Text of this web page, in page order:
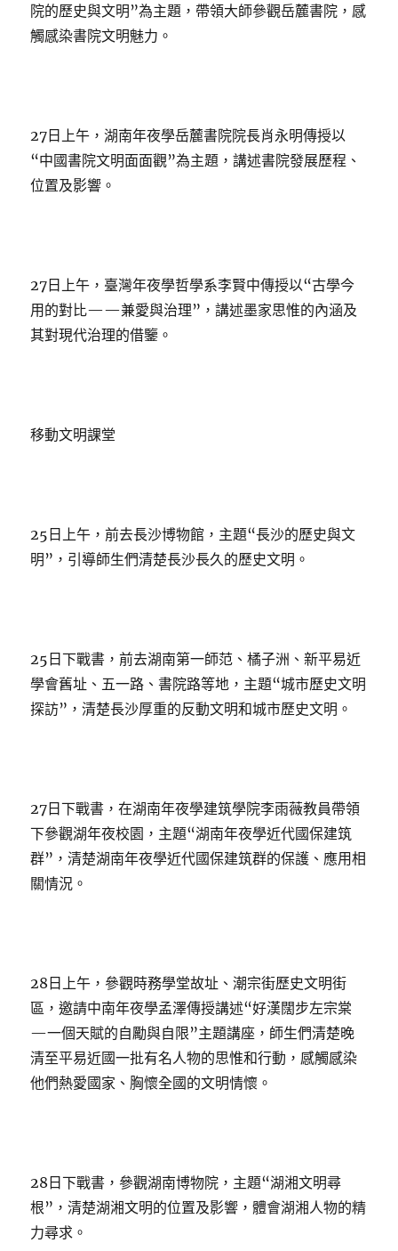
院的歷史與文明”為主題，帶領大師參觀岳麓書院，感
觸感染書院文明魅力。
27日上午，湖南年夜學岳麓書院院長肖永明傳授以
“中國書院文明面面觀”為主題，講述書院發展歷程、
位置及影響。
27日上午，臺灣年夜學哲學系李賢中傳授以“古學今
用的對比——兼愛與治理”，講述墨家思惟的內涵及
其對現代治理的借鑒。
移動文明課堂
25日上午，前去長沙博物館，主題“長沙的歷史與文
明”，引導師生們清楚長沙長久的歷史文明。
25日下戰書，前去湖南第一師范、橘子洲、新平易近
學會舊址、五一路、書院路等地，主題“城市歷史文明
探訪”，清楚長沙厚重的反動文明和城市歷史文明。
27日下戰書，在湖南年夜學建筑學院李雨薇教員帶領
下參觀湖年夜校園，主題“湖南年夜學近代國保建筑
群”，清楚湖南年夜學近代國保建筑群的保護、應用相
關情況。
28日上午，參觀時務學堂故址、潮宗街歷史文明街
區，邀請中南年夜學孟澤傳授講述“好漢闊步左宗棠
—一個天賦的自勵與自限”主題講座，師生們清楚晚
清至平易近國一批有名人物的思惟和行動，感觸感染
他們熱愛國家、胸懷全國的文明情懷。
28日下戰書，參觀湖南博物院，主題“湖湘文明尋
根”，清楚湖湘文明的位置及影響，體會湖湘人物的精
力尋求。